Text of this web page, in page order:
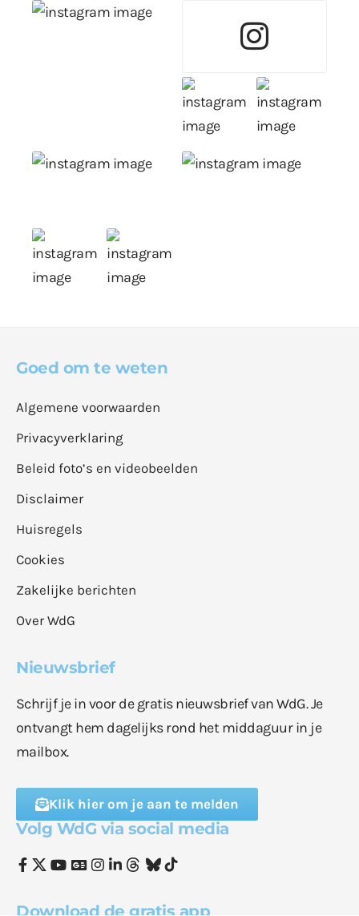
Goed om te weten
Algemene voorwaarden
Privacyverklaring
Beleid foto’s en videobeelden
Disclaimer
Huisregels
Cookies
Zakelijke berichten
Over WdG
Nieuwsbrief
Schrijf je in voor de gratis nieuwsbrief van WdG. Je
ontvangt hem dagelijks rond het middaguur in je
mailbox.
Klik hier om je aan te melden
Volg WdG via social media
Download de gratis app